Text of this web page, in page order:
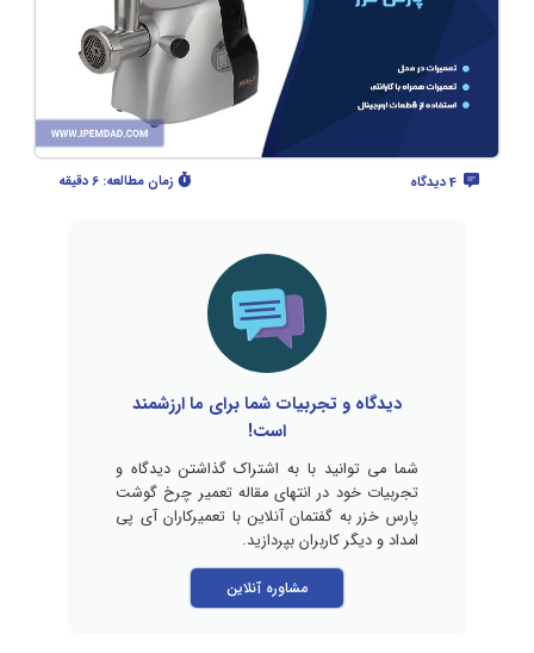
زمان مطالعه: 6 دقیقه
دیدگاه و تجربیات شما برای ما ارزشمند
است!
شما می توانید با به اشتراک گذاشتن دیدگاه و
تجربیات خود در انتهای مقاله تعمیر چرخ گوشت
پارس خزر به گفتمان آنلاین با تعمیرکاران آی پی
امداد و دیگر کاربران بپردازید.
مشاوره آنلاین